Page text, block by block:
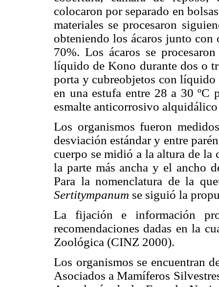
colocaron por separado en
materiales se procesaron
obteniendo los ácaros junto
70%. Los ácaros se
líquido de Kono durante dos o
porta y cubreobjetos con líquido
en una estufa entre 28 a 30 ºC
esmalte anticorrosivo
Los organismos fueron
desviación estándar y entre
cuerpo se midió a la altura de la
la parte más ancha y el ancho
Para la nomenclatura de la
Sertitympanum se siguió la
La fijación e información
recomendaciones dadas en la
Zoológica (CINZ 2000).
Los organismos se encuentran
Asociados a Mamíferos